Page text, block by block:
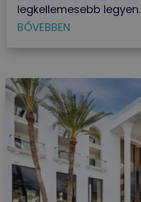
legkellemesebb legyen.
BŐVEBBEN